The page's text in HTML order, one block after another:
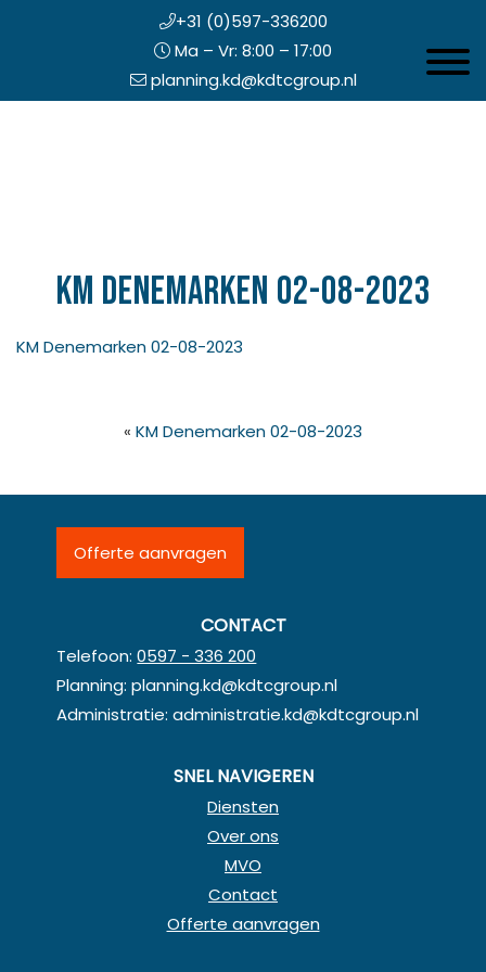
+31 (0)597-336200
Ma – Vr: 8:00 – 17:00
planning.kd@kdtcgroup.nl
KM Denemarken 02-08-2023
KM Denemarken 02-08-2023
« KM Denemarken 02-08-2023
Offerte aanvragen
CONTACT
Telefoon:0597 - 336 200
Planning:planning.kd@kdtcgroup.nl
Administratie:administratie.kd@kdtcgroup.nl
SNEL NAVIGEREN
Diensten
Over ons
MVO
Contact
Offerte aanvragen